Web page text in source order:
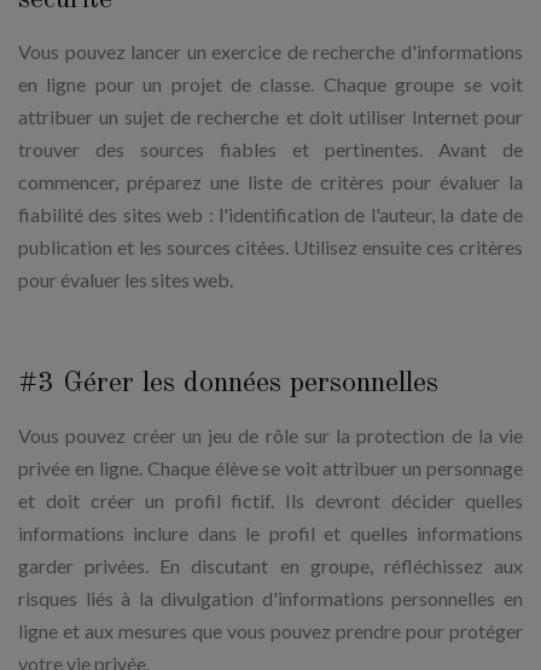
Vous pouvez lancer un exercice de recherche d'informations
en ligne pour un projet de classe. Chaque groupe se voit
attribuer un sujet de recherche et doit utiliser Internet pour
trouver des sources fiables et pertinentes. Avant de
commencer, préparez une liste de critères pour évaluer la
fiabilité des sites web : l'identification de l'auteur, la date de
publication et les sources citées. Utilisez ensuite ces critères
pour évaluer les sites web.
#3 Gérer les données personnelles
Vous pouvez créer un jeu de rôle sur la protection de la vie
privée en ligne. Chaque élève se voit attribuer un personnage
et doit créer un profil fictif. Ils devront décider quelles
informations inclure dans le profil et quelles informations
garder privées. En discutant en groupe, réfléchissez aux
risques liés à la divulgation d'informations personnelles en
ligne et aux mesures que vous pouvez prendre pour protéger
votre vie privée.